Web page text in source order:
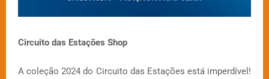
Circuito das Estações Shop
A coleção 2024 do Circuito das Estações está imperdível!